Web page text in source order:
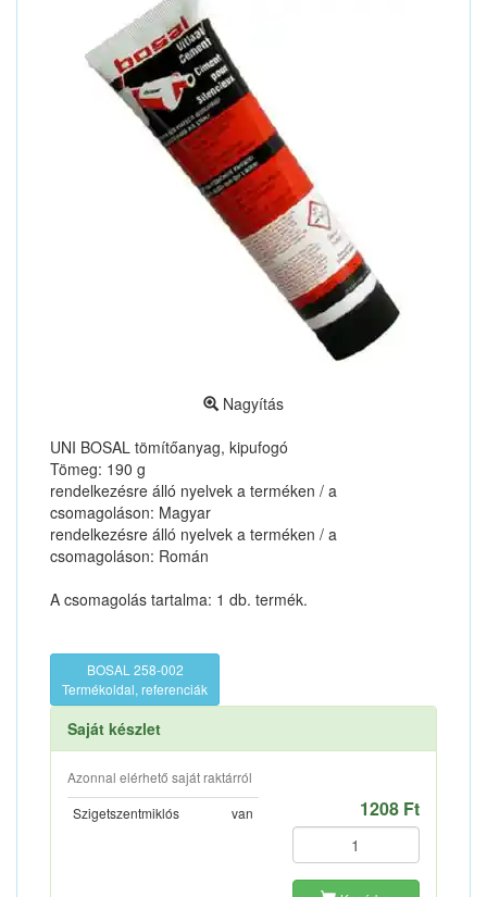
Nagyítás
UNI BOSAL tömítőanyag, kipufogó
Tömeg: 190 g
rendelkezésre álló nyelvek a terméken / a
csomagoláson: Magyar
rendelkezésre álló nyelvek a terméken / a
csomagoláson: Román
A csomagolás tartalma: 1 db. termék.
BOSAL 258-002
Termékoldal, referenciák
Saját készlet
Azonnal elérhető saját raktárról
Szigetszentmiklós
van 1208 Ft